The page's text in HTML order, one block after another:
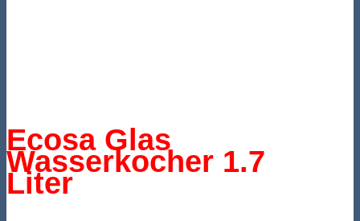
Ecosa Glas
Wasserkocher 1.7
Liter